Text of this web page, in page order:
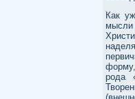
Как
рода